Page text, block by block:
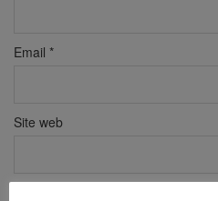
Email *
Site web